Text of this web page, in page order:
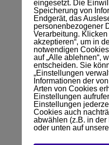
10. Welche Tilgung
mindestens
11. In welcher Höhe
Sondertilgungen
eingesetzt. Die
Speicherung von
Endgerät, das
personenbezogener
Verarbeitung. Klicken
akzeptieren“, um in
notwendigen
auf „Alle ablehnen“,
entscheiden. Sie
„Einstellungen
Informationen der
Arten von Cookies
Einstellungen
Einstellungen
Cookies auch
abwählen (z.B. in
oder unten auf